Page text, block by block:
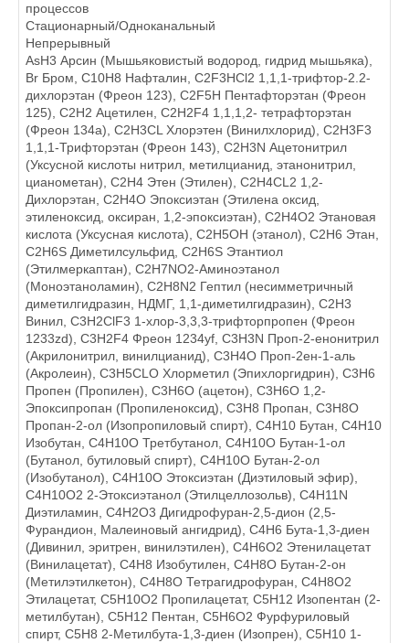
процессов
Стационарный/Одноканальный
Непрерывный
AsH3 Арсин (Мышьяковистый водород, гидрид мышьяка),
Br Бром, C10H8 Нафталин, C2F3HCl2 1,1,1-трифтор-2.2-
дихлорэтан (Фреон 123), C2F5Н Пентафторэтан (Фреон
125), C2H2 Ацетилен, C2H2F4 1,1,1,2- тетрафторэтан
(Фреон 134а), C2H3CL Хлорэтен (Винилхлорид), C2H3F3
1,1,1-Трифторэтан (Фреон 143), C2H3N Ацетонитрил
(Уксусной кислоты нитрил, метилцианид, этанонитрил,
цианометан), C2H4 Этен (Этилен), C2H4CL2 1,2-
Дихлорэтан, C2H4O Эпоксиэтан (Этилена оксид,
этиленоксид, оксиран, 1,2-эпоксиэтан), C2H4O2 Этановая
кислота (Уксусная кислота), C2H5OH (этанол), C2H6 Этан,
C2H6S Диметилсульфид, C2H6S Этантиол
(Этилмеркаптан), C2H7NO2-Аминоэтанол
(Моноэтаноламин), C2H8N2 Гептил (несимметричный
диметилгидразин, НДМГ, 1,1-диметилгидразин), C2Н3
Винил, C3H2ClF3 1-хлор-3,3,3-трифторпропен (Фреон
1233zd), C3H2F4 Фреон 1234уf, C3H3N Проп-2-енонитрил
(Акрилонитрил, винилцианид), C3H4O Проп-2ен-1-аль
(Акролеин), C3H5CLO Хлорметил (Эпихлоргидрин), C3H6
Пропен (Пропилен), C3H6O (ацетон), C3H6O 1,2-
Эпоксипропан (Пропиленоксид), C3H8 Пропан, C3H8O
Пропан-2-ол (Изопропиловый спирт), C4H10 Бутан, C4H10
Изобутан, C4H10O Третбутанол, C4H10O Бутан-1-ол
(Бутанол, бутиловый спирт), C4H10O Бутан-2-ол
(Изобутанол), C4H10O Этоксиэтан (Диэтиловый эфир),
C4H10O2 2-Этоксиэтанол (Этилцеллозольв), C4H11N
Диэтиламин, C4H2O3 Дигидрофуран-2,5-дион (2,5-
Фурандион, Малеиновый ангидрид), C4H6 Бута-1,3-диен
(Дивинил, эритрен, винилэтилен), C4H6O2 Этенилацетат
(Винилацетат), C4H8 Изобутилен, C4H8O Бутан-2-он
(Метилэтилкетон), C4H8O Тетрагидрофуран, C4H8O2
Этилацетат, C5H10O2 Пропилацетат, C5H12 Изопентан (2-
метилбутан), C5H12 Пентан, C5H6O2 Фурфуриловый
спирт, C5H8 2-Метилбута-1,3-диен (Изопрен), C5Н10 1-